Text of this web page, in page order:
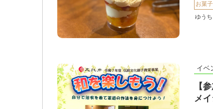
お菓子
ゆう
イベ
【
メ